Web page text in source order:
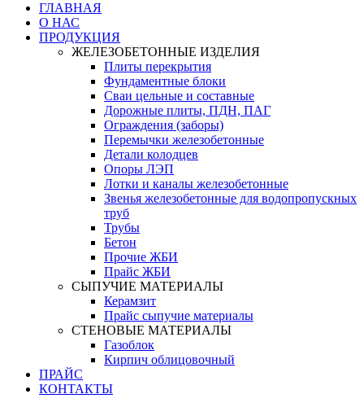
ГЛАВНАЯ
О НАС
ПРОДУКЦИЯ
ЖЕЛЕЗОБЕТОННЫЕ ИЗДЕЛИЯ
Плиты перекрытия
Фундаментные блоки
Сваи цельные и составные
Дорожные плиты, ПДН, ПАГ
Ограждения (заборы)
Перемычки железобетонные
Детали колодцев
Опоры ЛЭП
Лотки и каналы железобетонные
Звенья железобетонные для водопропускных
труб
Трубы
Бетон
Прочие ЖБИ
Прайс ЖБИ
СЫПУЧИЕ МАТЕРИАЛЫ
Керамзит
Прайс сыпучие материалы
СТЕНОВЫЕ МАТЕРИАЛЫ
Газоблок
Кирпич облицовочный
ПРАЙС
КОНТАКТЫ